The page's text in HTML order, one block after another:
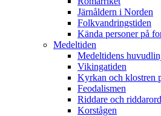
Järnåldern i Norden
Folkvandringstiden
Kända personer på
Medeltiden
Medeltidens
Vikingatiden
Kyrkan och klostren
Feodalismen
Riddare och
Korstågen